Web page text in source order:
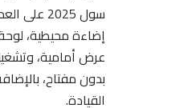
سول 2025
إضاءة محيطية،
عرض أمامية،
بدون مفتاح،
القيادة.